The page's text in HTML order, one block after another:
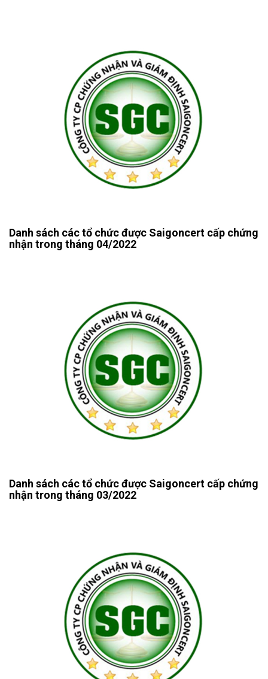
Danh sách các tổ chức được Saigoncert cấp chứng
nhận trong tháng 04/2022
Danh sách các tổ chức được Saigoncert cấp chứng
nhận trong tháng 03/2022